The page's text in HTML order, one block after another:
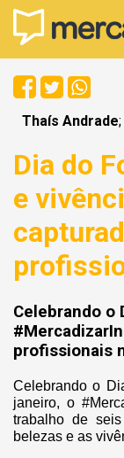
Thaís Andrade
Dia do
e
Celebrando o
profissionais
Celebrando o
janeiro, o
trabalho de
belezas e as